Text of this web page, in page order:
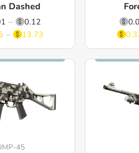
Dashed
0.12
13.73
45